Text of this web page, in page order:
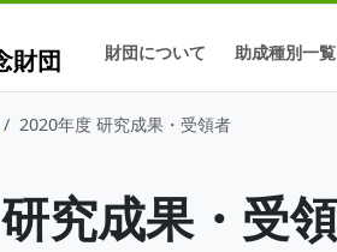
財団 財団について 助成種別一覧
2020年度 研究成果・受領者
究成果・受